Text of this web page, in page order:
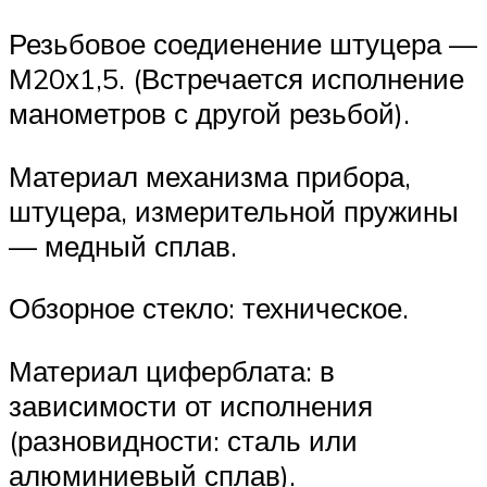
Резьбовое соедиенение штуцера —
М20х1,5. (Встречается исполнение
манометров с другой резьбой).
Материал механизма прибора,
штуцера, измерительной пружины
— медный сплав.
Обзорное стекло: техническое.
Материал циферблата: в
зависимости от исполнения
(разновидности: сталь или
алюминиевый сплав).